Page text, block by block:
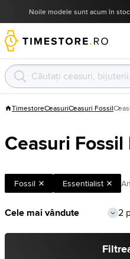
Noile modele sunt acum în
TimestoreCeasuriCeasuri Fossil
Ceasuri
Fossil Essentialist
2